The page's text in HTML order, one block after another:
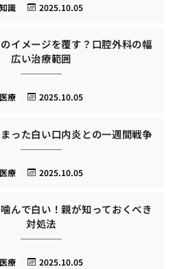
2025.10.05
知識
のイメージを覆す？口腔外科の幅
広い治療範囲
2025.10.05
医療
った白い口内炎との一週間戦争
2025.10.05
医療
んで白い！親が知っておくべき
対処法
2025.10.05
医療